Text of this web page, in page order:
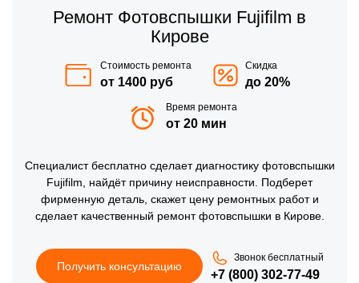
Ремонт Фотовспышки Fujifilm в
Кирове
Стоимость ремонта
от 1400 руб
Скидка
до 20%
Время ремонта
от 20 мин
Специалист бесплатно сделает диагностику фотовспышки
Fujifilm, найдёт причину неисправности. Подберет
фирменную деталь, скажет цену ремонтных работ и
сделает качественный ремонт фотовспышки в Кирове.
Получить консультацию
Звонок бесплатный
+7 (800) 302-77-49